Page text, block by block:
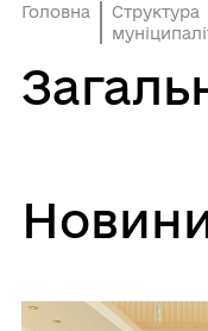
Головна
Структура